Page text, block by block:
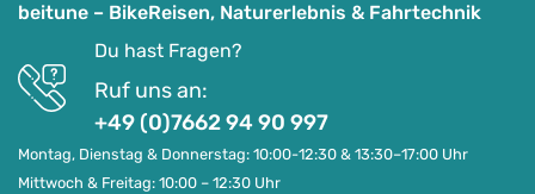
beitune – BikeReisen, Naturerlebnis & Fahrtechnik
Du hast Fragen?
Ruf uns an:
+49 (0)7662 94 90 997
Montag, Dienstag & Donnerstag: 10:00-12:30 & 13:30–17:00 Uhr
Mittwoch & Freitag: 10:00 – 12:30 Uhr